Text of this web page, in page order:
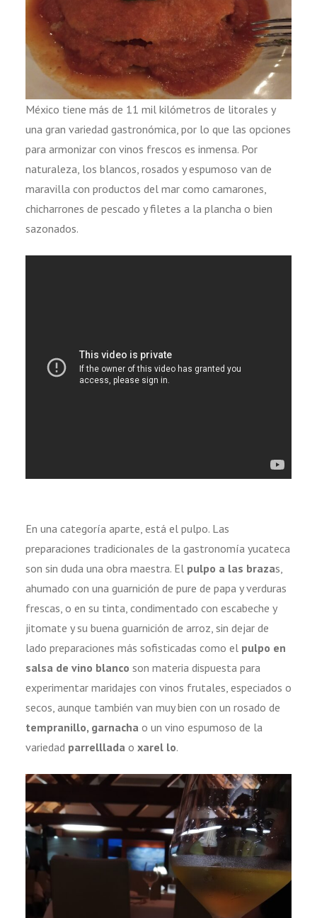
México tiene más de 11 mil kilómetros de litorales y
una gran variedad gastronómica, por lo que las opciones
para armonizar con vinos frescos es inmensa. Por
naturaleza, los blancos, rosados y espumoso van de
maravilla con productos del mar como camarones,
chicharrones de pescado y filetes a la plancha o bien
sazonados.
En una categoría aparte, está el pulpo. Las
preparaciones tradicionales de la gastronomía yucateca
son sin duda una obra maestra. El pulpo a las brazas,
ahumado con una guarnición de pure de papa y verduras
frescas, o en su tinta, condimentado con escabeche y
jitomate y su buena guarnición de arroz, sin dejar de
lado preparaciones más sofisticadas como el pulpo en
salsa de vino blanco son materia dispuesta para
experimentar maridajes con vinos frutales, especiados o
secos, aunque también van muy bien con un rosado de
tempranillo, garnacha o un vino espumoso de la
variedad parrelllada o xarel lo.